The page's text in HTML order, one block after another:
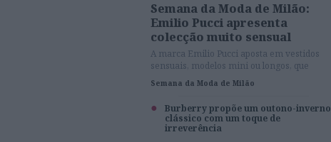
Semana da Moda de Milão:
Emilio Pucci apresenta
colecção muito sensual
A marca Emilio Pucci aposta em vestidos
sensuais, modelos mini ou longos, que
marcam as formas do corpo feminino para
o próximo Inverno.
Semana da Moda de Milão
Burberry propõe um outono-inverno
clássico com um toque de
irreverência